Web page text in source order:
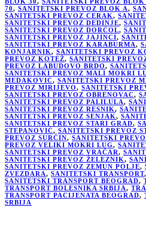
70, SANITETSKI PREVOZ BLOK A,
SANITETSKI PREVOZ CERAK,
SANITETSKI PREVOZ DEDINJE,
SANITETSKI PREVOZ DORĆOL,
SANITETSKI PREVOZ JAJINCI,
SANITETSKI PREVOZ KARABURMA,
KONJARNIK, SANITETSKI PREVOZ
PREVOZ KOTEŽ, SANITETSKI
PREVOZ LABUDOVO BRDO,
SANITETSKI PREVOZ MALI MOKRI
MEDAKOVIĆ, SANITETSKI PREVOZ
PREVOZ MIRIJEVO, SANITETSKI
SANITETSKI PREVOZ OBRENOVAC,
SANITETSKI PREVOZ PALILULA,
SANITETSKI PREVOZ RESNIK,
SANITETSKI PREVOZ SENJAK,
SANITETSKI PREVOZ STARI GRAD,
STEPANOVIĆ, SANITETSKI PREVOZ
PREVOZ SURČIN, SANITETSKI
PREVOZ VELIKI MOKRI LUG,
SANITETSKI PREVOZ VRAČAR,
SANITETSKI PREVOZ ŽELEZNIK,
SANITETSKI PREVOZ ZEMUN POLJE,
ZVEZDARA, SANITETSKI TRANSPORT,
SANITETSKI TRANSPORT BEOGRAD,
TRANSPORT BOLESNIKA SRBIJA,
TRANSPORT PACIJENATA BEOGRAD,
SRBIJA